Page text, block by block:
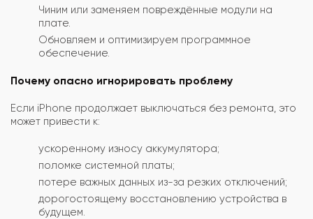
Чиним или заменяем повреждённые модули на
плате.
Обновляем и оптимизируем программное
обеспечение.
Почему опасно игнорировать проблему
Если iPhone продолжает выключаться без ремонта, это
может привести к:
ускоренному износу аккумулятора;
поломке системной платы;
потере важных данных из-за резких отключений;
дорогостоящему восстановлению устройства в
будущем.